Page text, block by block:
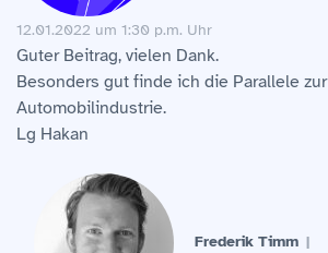
12.01.2022 um 1:30 p.m. Uhr
Guter Beitrag, vielen Dank.
Besonders gut finde ich die Parallele zur
Automobilindustrie.
Lg Hakan
Frederik Timm